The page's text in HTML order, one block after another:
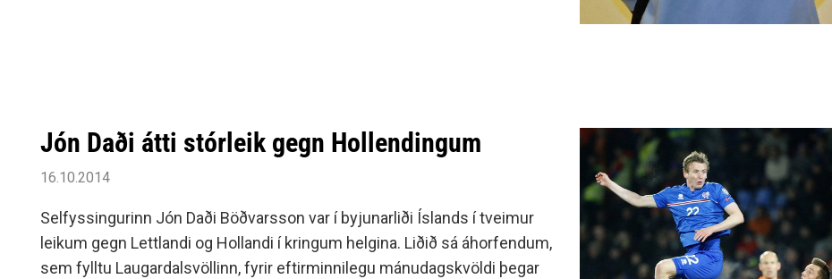
Jón Daði átti stórleik gegn Hollendingum
16.10.2014
Selfyssingurinn Jón Daði Böðvarsson var í byjunarliði Íslands í tveimur
leikum gegn Lettlandi og Hollandi í kringum helgina. Liðið sá áhorfendum,
sem fylltu Laugardalsvöllinn, fyrir eftirminnilegu mánudagskvöldi þegar